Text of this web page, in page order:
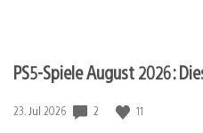
PS5-Spiele August 2026:
Veröffentlichungsdatum:
23. Jul 2026 2 11